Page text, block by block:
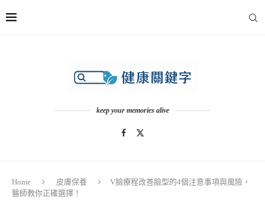
keep your memories alive
Home 皮膚保養
V臉療程改善臉型的4個注意事項與風險，
醫師教你正確選擇！